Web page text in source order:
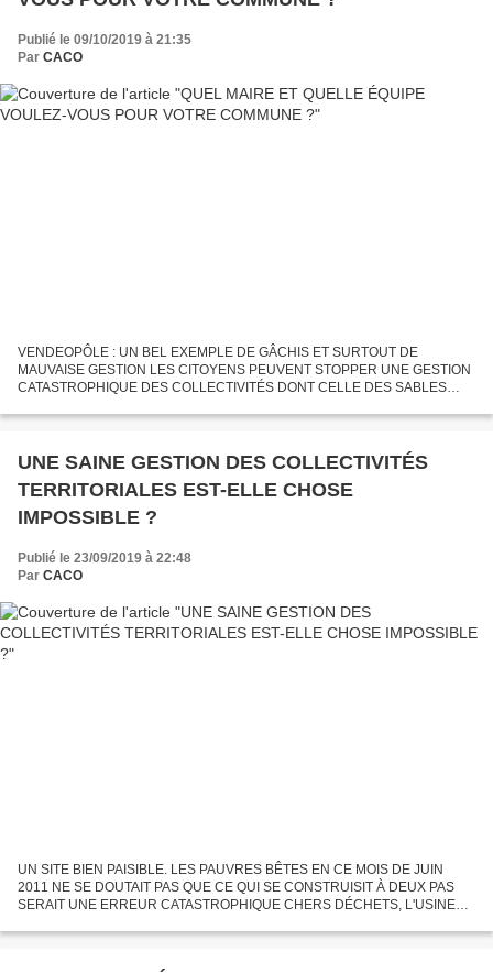
Publié le 09/10/2019 à 21:35
Par CACO
VENDEOPÔLE : UN BEL EXEMPLE DE GÂCHIS ET SURTOUT DE
MAUVAISE GESTION LES CITOYENS PEUVENT STOPPER UNE GESTION
CATASTROPHIQUE DES COLLECTIVITÉS DONT CELLE DES SABLES
Comptes et de...
UNE SAINE GESTION DES COLLECTIVITÉS
TERRITORIALES EST-ELLE CHOSE
IMPOSSIBLE ?
Publié le 23/09/2019 à 22:48
Par CACO
UN SITE BIEN PAISIBLE. LES PAUVRES BÊTES EN CE MOIS DE JUIN
2011 NE SE DOUTAIT PAS QUE CE QUI SE CONSTRUISIT À DEUX PAS
SERAIT UNE ERREUR CATASTROPHIQUE CHERS DÉCHETS, L'USINE
D'ÉCHECS QUI COÛTENT DES...